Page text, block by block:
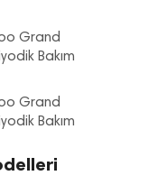
Grand
Bakım
Grand
Bakım